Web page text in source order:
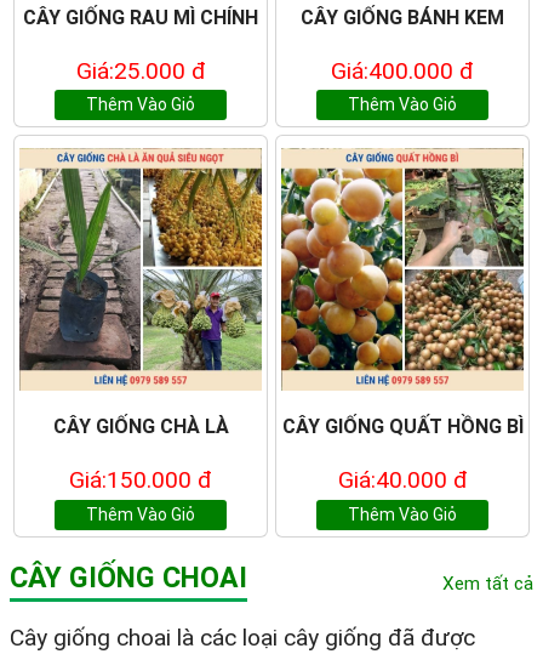
CÂY GIỐNG RAU MÌ CHÍNH
Giá:25.000 đ
Thêm Vào Giỏ
CÂY GIỐNG BÁNH KEM
Giá:400.000 đ
Thêm Vào Giỏ
CÂY GIỐNG CHÀ LÀ
Giá:150.000 đ
Thêm Vào Giỏ
CÂY GIỐNG QUẤT HỒNG BÌ
Giá:40.000 đ
Thêm Vào Giỏ
CÂY GIỐNG CHOAI Xem tất cả
Cây giống choai là các loại cây giống đã được